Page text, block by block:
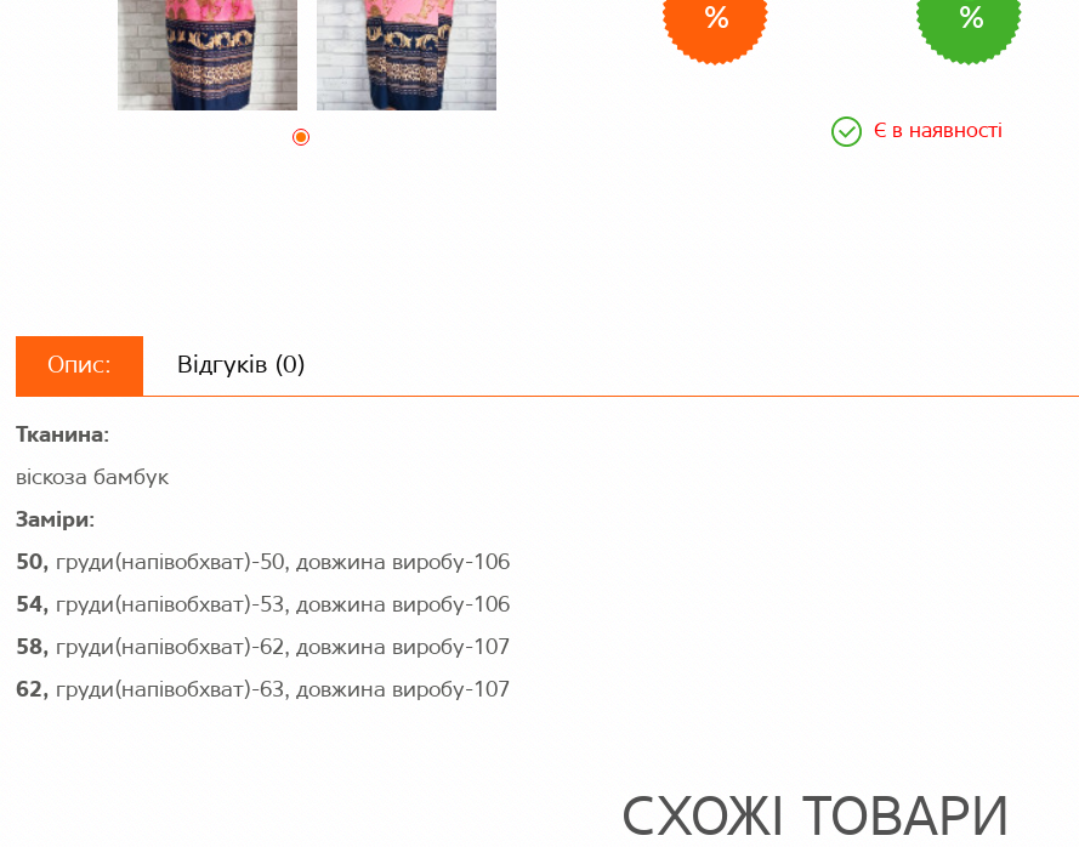
% %
Є в наявності
Опис: Відгуків (0)
Тканина:
віскоза бамбук
Заміри:
50, груди(напівобхват)-50, довжина виробу-106
54, груди(напівобхват)-53, довжина виробу-106
58, груди(напівобхват)-62, довжина виробу-107
62, груди(напівобхват)-63, довжина виробу-107
СХОЖІ ТОВАРИ